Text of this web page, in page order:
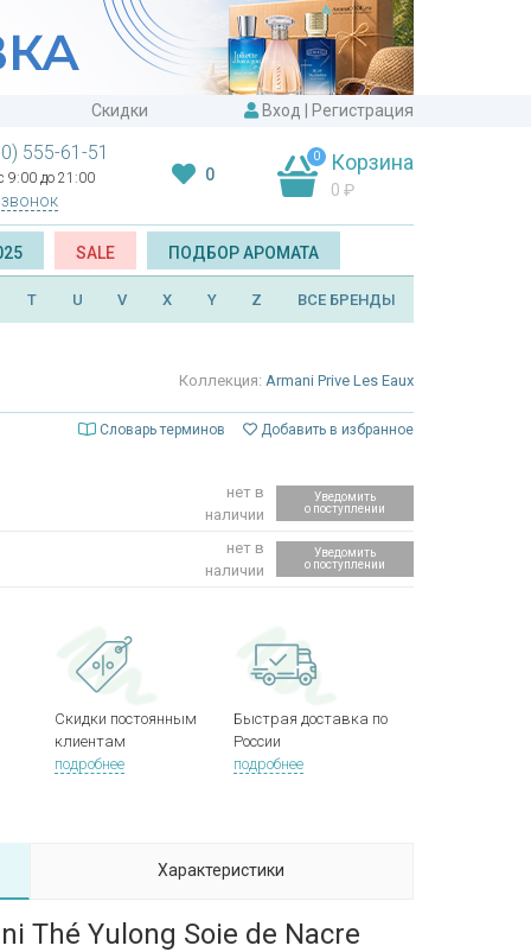
Скидки Вход Регистрация
555-61-51
9:00 до 21:00 0
0 Корзина
0 ₽
SALE ПОДБОР АРОМАТА
T U V X Y Z ВСЕ БРЕНДЫ
Коллекция: Armani Prive Les Eaux
Словарь терминов Добавить в избранное
нет в
наличии
Уведомить
о поступлении
нет в
наличии
Уведомить
о поступлении
Скидки постоянным
клиентам
подробнее
Быстрая доставка по
России
подробнее
Характеристики
Thé Yulong Soie de Nacre